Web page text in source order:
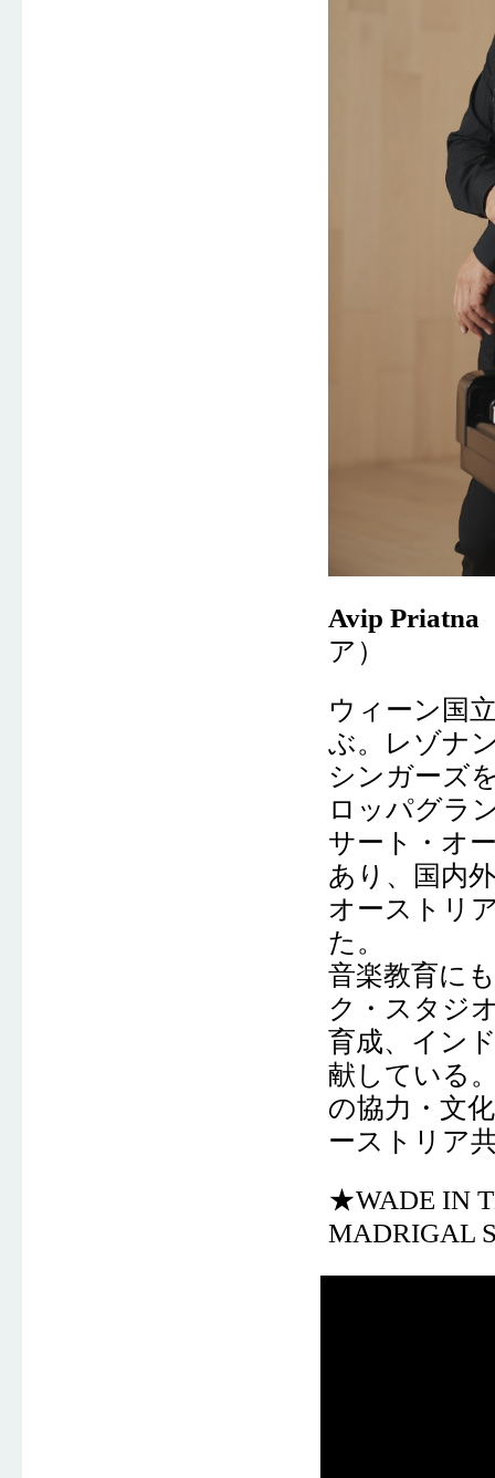
Avip Priatna
ア）
ウィーン国
ぶ。レゾナ
シンガーズ
ロッパグラ
サート・オ
あり、国内
オーストリ
た。
音楽教育に
ク・スタジ
育成、イン
献している
の協力・文
ーストリア
★WADE IN
MADRIGAL